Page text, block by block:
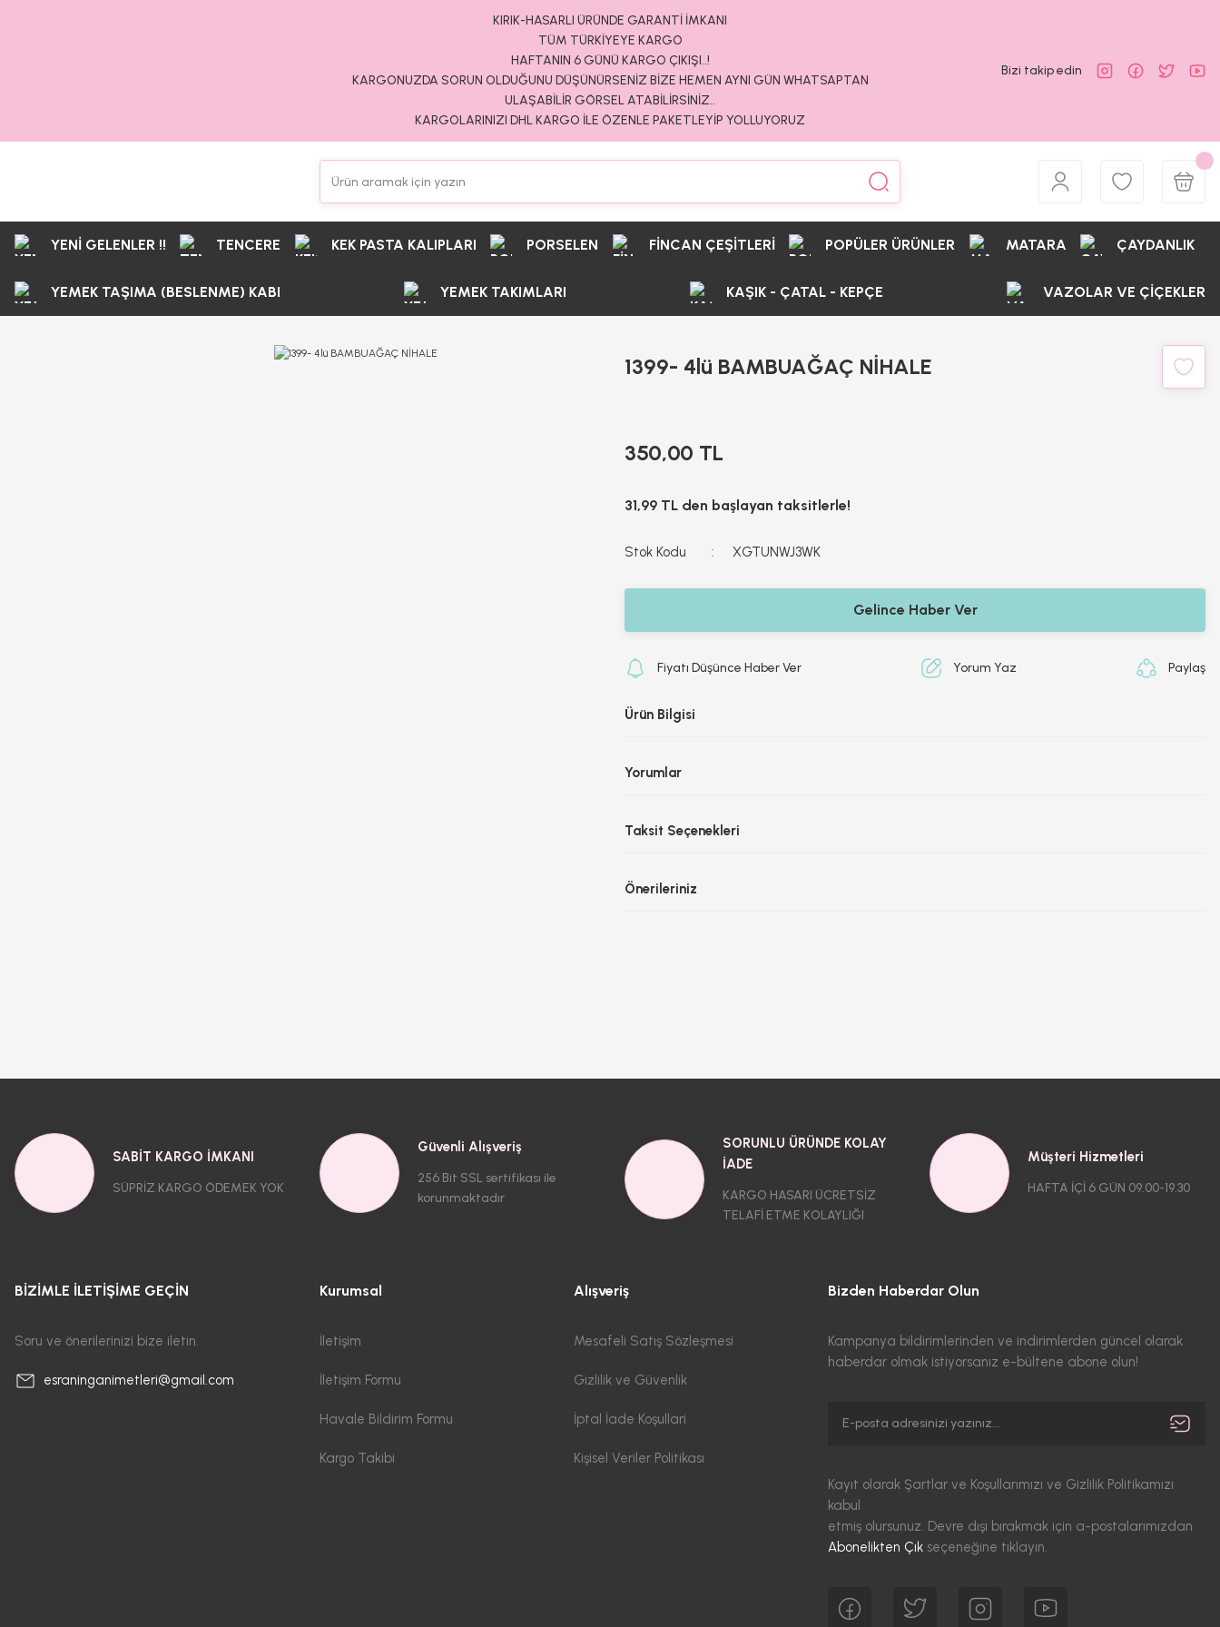
KIRIK-HASARLI ÜRÜNDE GARANTİ İMKANI
TÜM TÜRKİYEYE KARGO
HAFTANIN 6 GÜNÜ KARGO ÇIKIŞI..!
KARGONUZDA SORUN OLDUĞUNU DÜŞÜNÜRSENİZ BİZE HEMEN AYNI GÜN WHATSAPTAN
ULAŞABİLİR GÖRSEL ATABİLİRSİNİZ..
KARGOLARINIZI DHL KARGO İLE ÖZENLE PAKETLEYİP YOLLUYORUZ
Bizi takip edin
YENİ GELENLER !! TENCERE KEK PASTA KALIPLARI PORSELEN FİNCAN ÇEŞİTLERİ POPÜLER ÜRÜNLER MATARA ÇAYDANLIK
YEMEK TAŞIMA (BESLENME) KABI YEMEK TAKIMLARI KAŞIK - ÇATAL - KEPÇE VAZOLAR VE ÇİÇEKLER
1399- 4lü BAMBUAĞAÇ NİHALE
350,00 TL
31,99 TL den başlayan taksitlerle!
Stok Kodu XGTUNWJ3WK
Gelince Haber Ver
Fiyatı Düşünce Haber Ver Yorum Yaz Paylaş
Ürün Bilgisi
Yorumlar
Taksit Seçenekleri
Önerileriniz
SABİT KARGO İMKANI
SÜPRİZ KARGO ÖDEMEK YOK
Güvenli Alışveriş
256 Bit SSL sertifikası ile
korunmaktadır
SORUNLU ÜRÜNDE KOLAY
İADE
KARGO HASARI ÜCRETSİZ
TELAFİ ETME KOLAYLIĞI
Müşteri Hizmetleri
HAFTA İÇİ 6 GÜN 09.00-19.30
BİZİMLE İLETİŞİME GEÇİN
Soru ve önerilerinizi bize iletin.
esraninganimetleri@gmail.com
Kurumsal
İletişim
İletişim Formu
Havale Bildirim Formu
Kargo Takibi
Alışveriş
Mesafeli Satış Sözleşmesi
Gizlilik ve Güvenlik
İptal İade Koşullari
Kişisel Veriler Politikası
Bizden Haberdar Olun
Kampanya bildirimlerinden ve indirimlerden güncel olarak
haberdar olmak istiyorsanız e-bültene abone olun!
Kayıt olarak Şartlar ve Koşullarımızı ve Gizlilik Politikamızı
kabul
etmiş olursunuz. Devre dışı bırakmak için a-postalarımızdan
Abonelikten Çık seçeneğine tıklayın.